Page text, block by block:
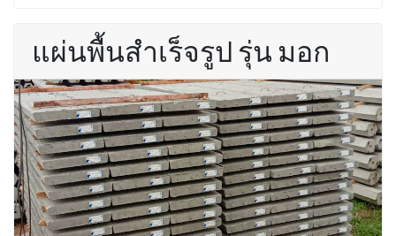
แผ่นพื้นสำเร็จรูป รุ่น มอก